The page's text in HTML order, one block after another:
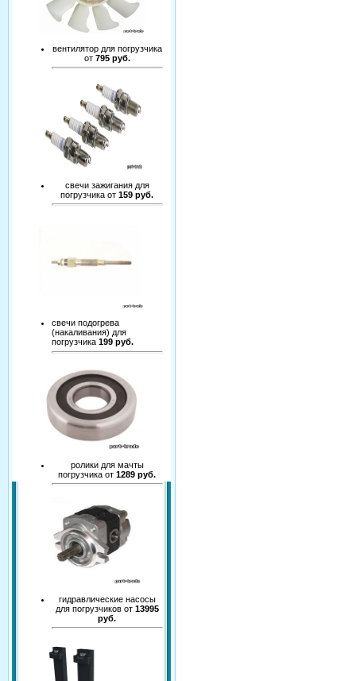
вентилятор для погрузчика
от 795 руб.
свечи зажигания для
погрузчика от159 руб.
свечи подогрева
(накаливания) для
погрузчика 199 руб.
ролики для мачты
погрузчика от1289 руб.
гидравлические насосы
для погрузчиков от 13995
руб.